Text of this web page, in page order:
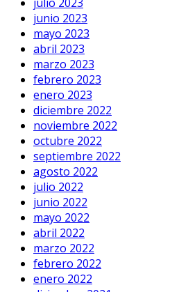
junio 2023
mayo 2023
abril 2023
marzo 2023
febrero 2023
enero 2023
diciembre 2022
noviembre 2022
octubre 2022
septiembre 2022
agosto 2022
julio 2022
junio 2022
mayo 2022
abril 2022
marzo 2022
febrero 2022
enero 2022